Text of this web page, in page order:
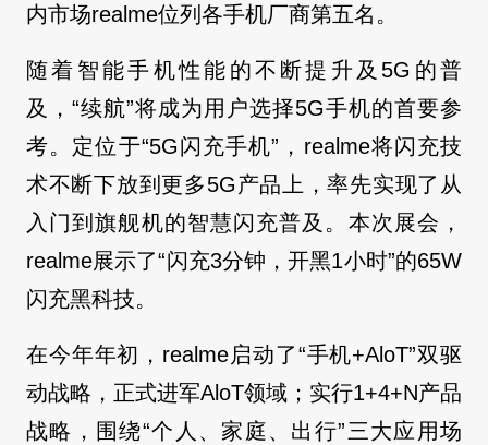
内市场realme位列各手机厂商第五名。
随着智能手机性能的不断提升及5G的普
及，“续航”将成为用户选择5G手机的首要参
考。定位于“5G闪充手机”，realme将闪充技
术不断下放到更多5G产品上，率先实现了从
入门到旗舰机的智慧闪充普及。本次展会，
realme展示了“闪充3分钟，开黑1小时”的65W
闪充黑科技。
在今年年初，realme启动了“手机+AloT”双驱
动战略，正式进军AloT领域；实行1+4+N产品
战略，围绕“个人、家庭、出行”三大应用场